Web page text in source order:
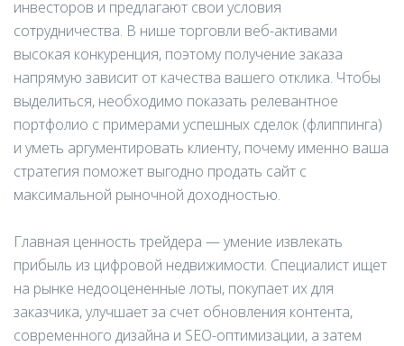
инвесторов и предлагают свои условия
сотрудничества. В нише торговли веб-активами
высокая конкуренция, поэтому получение заказа
напрямую зависит от качества вашего отклика. Чтобы
выделиться, необходимо показать релевантное
портфолио с примерами успешных сделок (флиппинга)
и уметь аргументировать клиенту, почему именно ваша
стратегия поможет выгодно продать сайт с
максимальной рыночной доходностью.
Главная ценность трейдера — умение извлекать
прибыль из цифровой недвижимости. Специалист ищет
на рынке недооцененные лоты, покупает их для
заказчика, улучшает за счет обновления контента,
современного дизайна и SEO-оптимизации, а затем